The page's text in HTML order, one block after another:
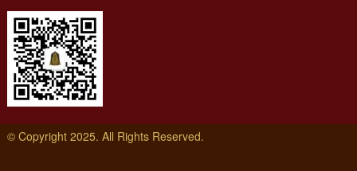
© Copyright 2025. All Rights Reserved.